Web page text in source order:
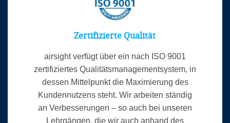
Zertifizierte Qualität
airsight verfügt über ein nach ISO 9001
zertifiziertes Qualitätsmanagementsystem, in
dessen Mittelpunkt die Maximierung des
Kundennutzens steht. Wir arbeiten ständig
an Verbesserungen – so auch bei unseren
Lehrgängen, die wir auch anhand des